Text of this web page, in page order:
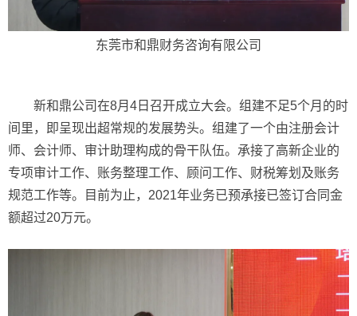
东莞市和鼎财务咨询有限公司
新和鼎公司在8月4日召开成立大会。组建不足5个月的时
间里，即呈现出超常规的发展势头。组建了一个由注册会计
师、会计师、审计助理构成的骨干队伍。承接了高新企业的
专项审计工作、账务整理工作、顾问工作、财税筹划及账务
规范工作等。目前为止，2021年业务已预承接已签订合同金
额超过20万元。